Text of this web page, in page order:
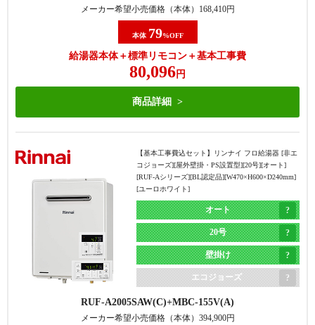
メーカー希望小売価格（本体） 168,410円
本体 79%OFF
給湯器本体＋標準リモコン＋基本工事費
80,096 円
商品詳細
【基本工事費込セット】
リンナイ フロ給湯器 [非エ
コジョーズ][屋外壁掛・PS設置型][20号][オート]
[RUF-Aシリーズ][BL認定品][W470×H600×D240mm]
[ユーロホワイト]
オート
20号
壁掛け
エコジョーズ
RUF-A2005SAW(C) MBC-155V(A)
メーカー希望小売価格（本体） 394,900円